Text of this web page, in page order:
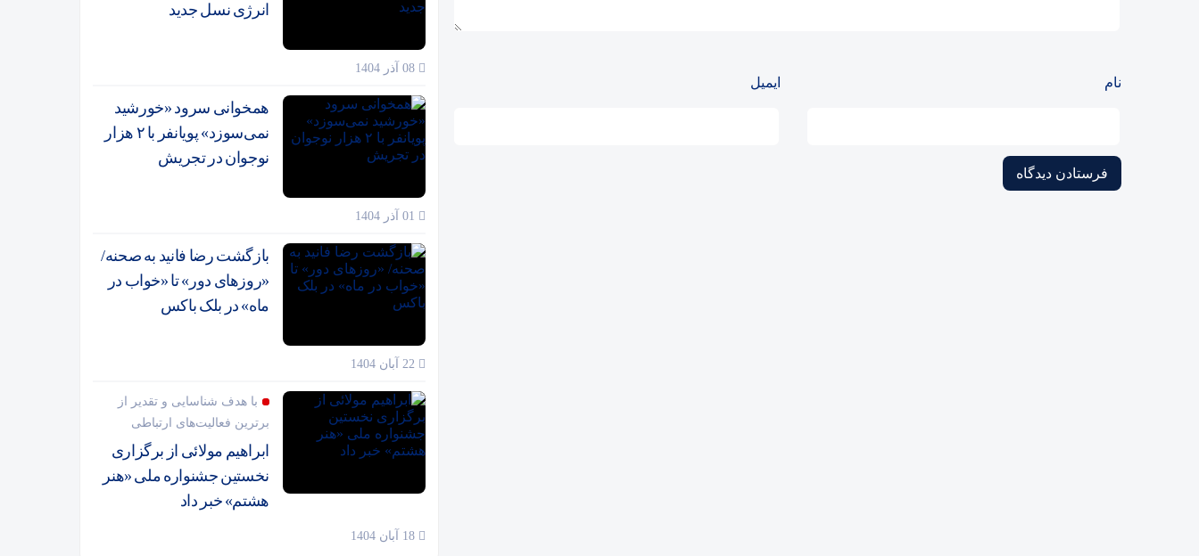
نام ایمیل
انرژی نسل جدید
همخوانی سرود «خورشید
نمی‌سوزد» پویانفر با ۲ هزار
نوجوان در تجریش
بازگشت رضا فانید به صحنه/
«روزهای دور» تا «خواب در
ماه» در بلک باکس
با هدف شناسایی و تقدیر از
برترین فعالیت‌های ارتباطی
ابراهیم مولائی از برگزاری
نخستین جشنواره ملی «هنر
هشتم» خبر داد